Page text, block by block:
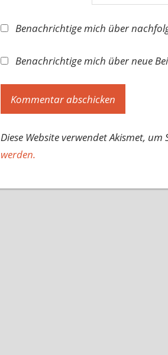
Benachrichtige mich über
Benachrichtige mich über neue
Diese Website verwendet Akismet,
werden.